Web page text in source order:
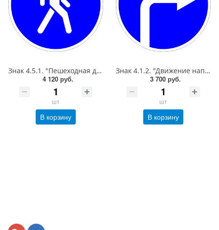
Знак 4.5.1. "Пешеходная дорожка",D=900, Тип А (1б) Микропризм. (7-9 лет)металл 0.8 мм
4 120 руб.
шт
В корзину
Знак 4.1.2. "Движение направо",D=900, Тип А Коммерческая (3 года),металл 0.8 мм
3 700 руб.
шт
В корзину